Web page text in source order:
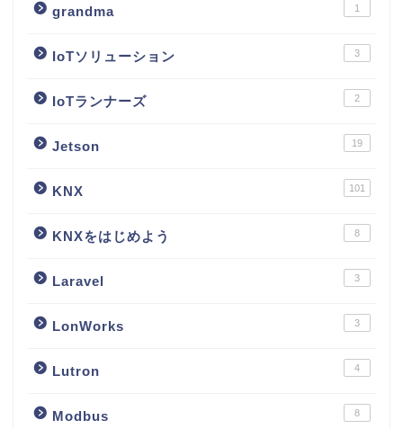
grandma 1
IoTソリューション 3
IoTランナーズ 2
Jetson 19
KNX 101
KNXをはじめよう 8
Laravel 3
LonWorks 3
Lutron 4
Modbus 8